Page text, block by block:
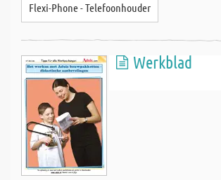
Flexi-Phone - Telefoonhouder
Werkblad